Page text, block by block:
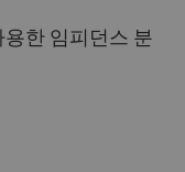
용한 임피던스 분